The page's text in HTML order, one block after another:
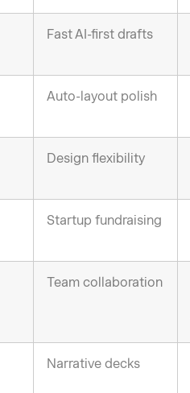
Fast AI-first drafts
Auto-layout polish
Design flexibility
Startup fundraising
Team collaboration
Narrative decks